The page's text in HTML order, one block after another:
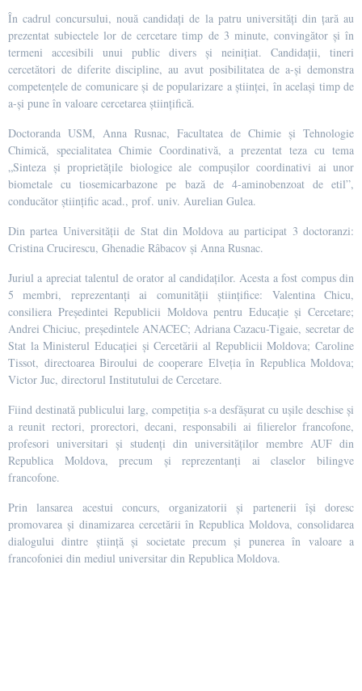
În cadrul concursului, nouă candidați de la patru universități din țară au
prezentat subiectele lor de cercetare timp de 3 minute, convingător și în
termeni accesibili unui public divers și neinițiat. Candidații, tineri
cercetători de diferite discipline, au avut posibilitatea de a-și demonstra
competențele de comunicare și de popularizare a științei, în același timp de
a-și pune în valoare cercetarea științifică.
Doctoranda USM, Anna Rusnac, Facultatea de Chimie și Tehnologie
Chimică, specialitatea Chimie Coordinativă, a prezentat teza cu tema
„Sinteza și proprietățile biologice ale compușilor coordinativi ai unor
biometale cu tiosemicarbazone pe bază de 4-aminobenzoat de etil”,
conducător științific acad., prof. univ. Aurelian Gulea.
Din partea Universității de Stat din Moldova au participat 3 doctoranzi:
Cristina Crucirescu, Ghenadie Râbacov și Anna Rusnac.
Juriul a apreciat talentul de orator al candidaților. Acesta a fost compus din
5 membri, reprezentanți ai comunității științifice: Valentina Chicu,
consiliera Președintei Republicii Moldova pentru Educație și Cercetare;
Andrei Chiciuc, președintele ANACEC; Adriana Cazacu-Tigaie, secretar de
Stat la Ministerul Educației și Cercetării al Republicii Moldova; Caroline
Tissot, directoarea Biroului de cooperare Elveția în Republica Moldova;
Victor Juc, directorul Institutului de Cercetare.
Fiind destinată publicului larg, competiția s-a desfășurat cu ușile deschise și
a reunit rectori, prorectori, decani, responsabili ai filierelor francofone,
profesori universitari și studenți din universităților membre AUF din
Republica Moldova, precum și reprezentanți ai claselor bilingve
francofone.
Prin lansarea acestui concurs, organizatorii și partenerii își doresc
promovarea și dinamizarea cercetării în Republica Moldova, consolidarea
dialogului dintre știință și societate precum și punerea în valoare a
francofoniei din mediul universitar din Republica Moldova.